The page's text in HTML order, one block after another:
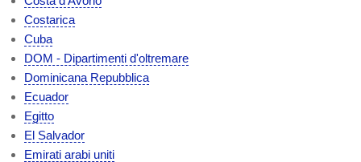
Costarica
Cuba
DOM - Dipartimenti d'oltremare
Dominicana Repubblica
Ecuador
Egitto
El Salvador
Emirati arabi uniti